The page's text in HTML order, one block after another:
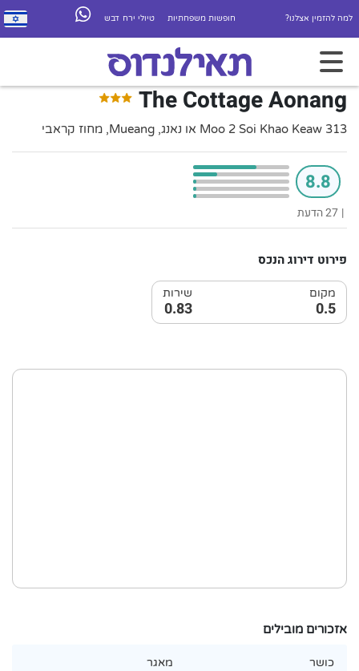
למה להזמין אצלנו? חופשות משפחתיות טיולי ירח דבש
The Cottage Aonang
313 Moo 2 Soi Khao Keaw או נאנג, Mueang, מחוז קראבי
8.8
| 27 הדעת
פירוט דירוג הנכס
מקום
0.5
שירות
0.83
אזכורים מובילים
כושר מאגר